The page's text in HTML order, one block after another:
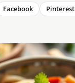
Facebook Pinterest